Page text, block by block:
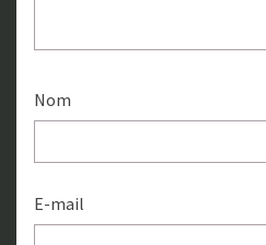
Nom
E-mail